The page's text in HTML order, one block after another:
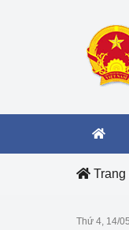
Trang
Thứ 4, 14/